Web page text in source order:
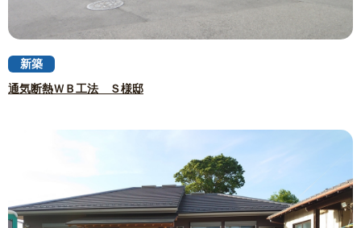
新築
通気断熱ＷＢ工法 Ｓ様邸